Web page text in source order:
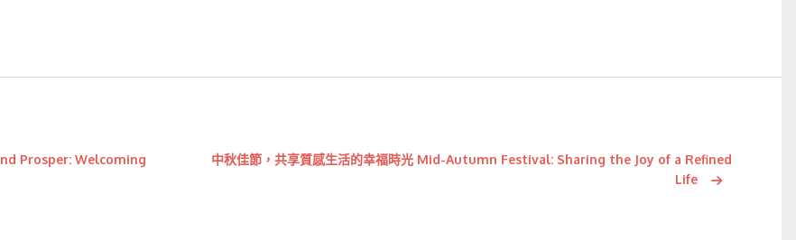
Prosper: Welcoming
中秋佳節，共享質感生活的幸福時光 Mid-Autumn Festival: Sharing the Joy of a Refined
Life